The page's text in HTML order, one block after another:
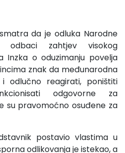
da je odluka Narodne
odbaci zahtjev visokog
Inzka o oduzimanju povelja
znak da međunarodna
odlučno reagirati, poništiti
odgovorne za
su pravomoćno osuđene za
postavio vlastima u
odlikovanja je istekao, a